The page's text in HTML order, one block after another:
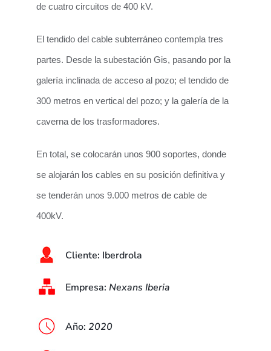
de cuatro circuitos de 400 kV.
El tendido del cable subterráneo contempla tres
partes. Desde la subestación Gis, pasando por la
galería inclinada de acceso al pozo; el tendido de
300 metros en vertical del pozo; y la galería de la
caverna de los trasformadores.
En total, se colocarán unos 900 soportes, donde
se alojarán los cables en su posición definitiva y
se tenderán unos 9.000 metros de cable de
400kV.
Cliente: Iberdrola
Empresa: Nexans Iberia
Año: 2020